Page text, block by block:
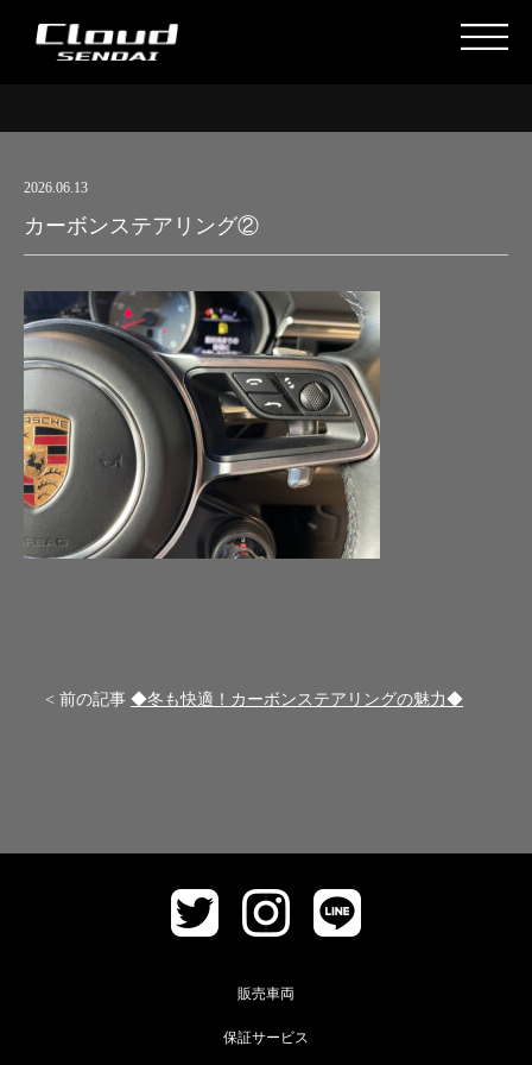
2026.06.13
カーボンステアリング②
< 前の記事 ◆冬も快適！カーボンステアリングの魅力◆
販売車両
保証サービス